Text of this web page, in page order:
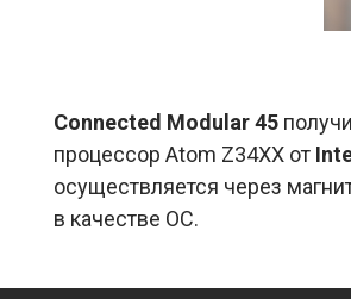
Connected Modular 45
процессор Atom Z34XX от
осуществляется через
в качестве ОС.